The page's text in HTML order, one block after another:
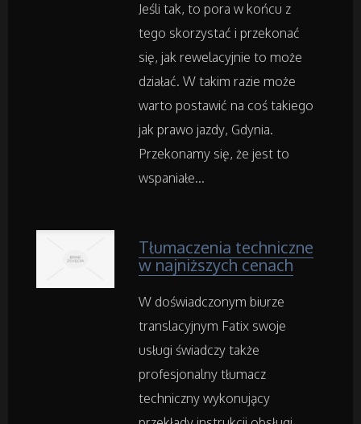
Weterynaryjne, Hodowla Zwierząt
Sprzątanie, Porządkowanie
Opieka
Noclegi
Hotele i Noclegi
Podróże
Wypoczynek
Jeśli tak, to pora w końcu z
tego skorzystać i przekonać
się, jak rewelacyjnie to może
działać. W takim razie może
warto postawić na coś takiego
jak prawo jazdy, Gdynia.
Przekonamy się, że jest to
wspaniałe...
Tłumaczenia techniczne
w najniższych cenach
W doświadczonym biurze
translacyjnym Fatix swoje
usługi świadczy także
profesjonalny tłumacz
techniczny wykonujący